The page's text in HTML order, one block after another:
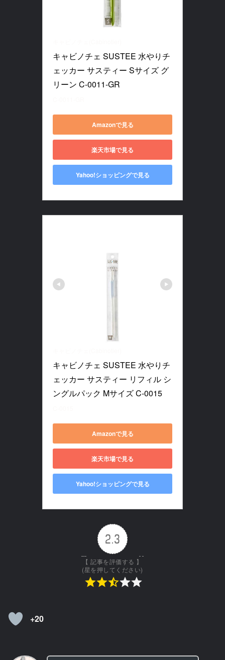
キャビノチェ SUSTEE 水やりチ
ェッカー サスティー Sサイズ グ
リーン C-0011-GR
Amazonで見る
楽天市場で見る
Yahoo!ショッピングで見る
キャビノチェ SUSTEE 水やりチ
ェッカー サスティー リフィル シ
ングルパック Mサイズ C-0015
Amazonで見る
楽天市場で見る
Yahoo!ショッピングで見る
2.3
【 記事を評価する 】
(星を押してください)
+20